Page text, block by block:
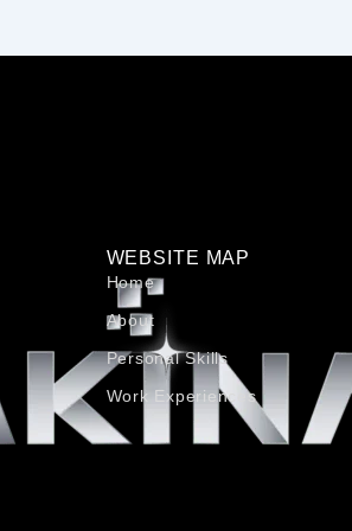
WEBSITE MAP
Home
About
Personal Skills​
Work Experiences